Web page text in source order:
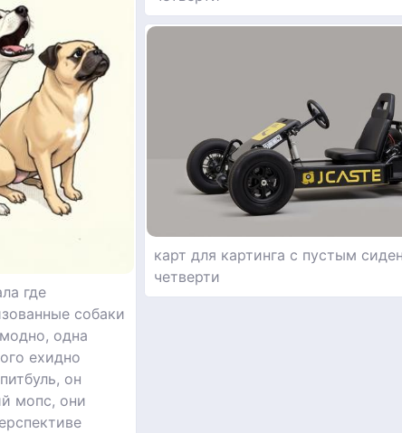
где
собаки
одна
ехидно
мопс, они
карт для картинга с пустым
четверти